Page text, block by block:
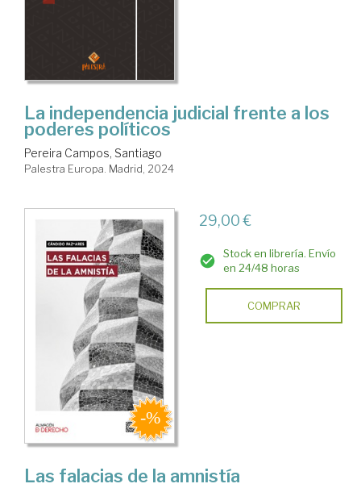
La independencia judicial frente a los
poderes políticos
Pereira Campos, Santiago
Palestra Europa. Madrid, 2024
29,00 €
Stock en librería. Envío
en 24/48 horas
COMPRAR
Las falacias de la amnistía